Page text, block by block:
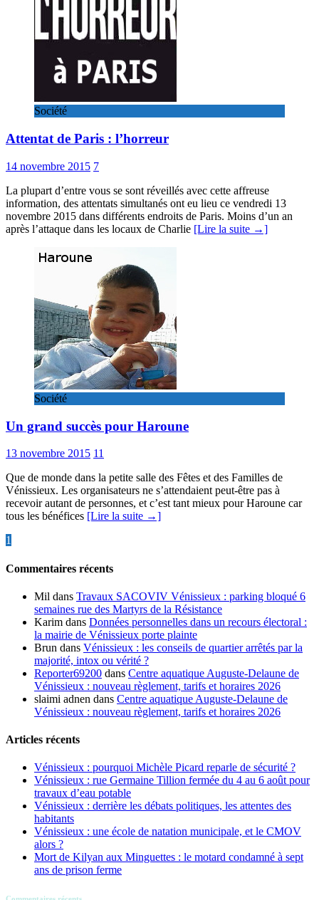
Société
Attentat de Paris : l’horreur
14 novembre 2015 7
La plupart d’entre vous se sont réveillés avec cette affreuse
information, des attentats simultanés ont eu lieu ce vendredi 13
novembre 2015 dans différents endroits de Paris. Moins d’un an
après l’attaque dans les locaux de Charlie [Lire la suite →]
Société
Un grand succès pour Haroune
13 novembre 2015 11
Que de monde dans la petite salle des Fêtes et des Familles de
Vénissieux. Les organisateurs ne s’attendaient peut-être pas à
recevoir autant de personnes, et c’est tant mieux pour Haroune car
tous les bénéfices [Lire la suite →]
Pagination
des
1
Commentaires récents
Mil dans Travaux SACOVIV Vénissieux : parking bloqué 6
semaines rue des Martyrs de la Résistance
Karim dans Données personnelles dans un recours électoral :
la mairie de Vénissieux porte plainte
Brun dans Vénissieux : les conseils de quartier arrêtés par la
majorité, intox ou vérité ?
Reporter69200 dans Centre aquatique Auguste-Delaune de
Vénissieux : nouveau règlement, tarifs et horaires 2026
slaimi adnen dans Centre aquatique Auguste-Delaune de
Vénissieux : nouveau règlement, tarifs et horaires 2026
Articles récents
Vénissieux : pourquoi Michèle Picard reparle de sécurité ?
Vénissieux : rue Germaine Tillion fermée du 4 au 6 août pour
travaux d’eau potable
Vénissieux : derrière les débats politiques, les attentes des
habitants
Vénissieux : une école de natation municipale, et le CMOV
alors ?
Mort de Kilyan aux Minguettes : le motard condamné à sept
ans de prison ferme